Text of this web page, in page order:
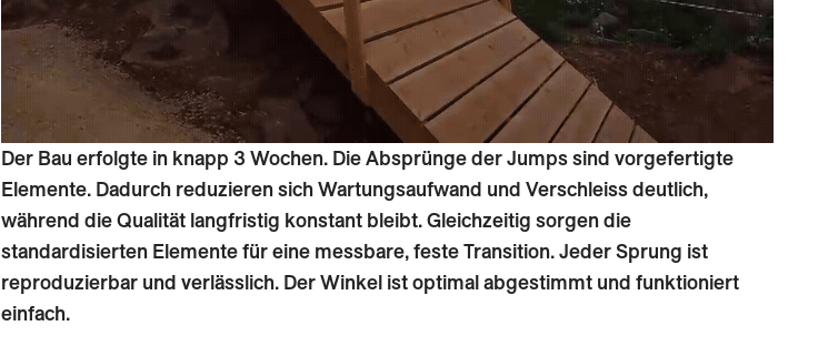
Der Bau erfolgte in knapp 3 Wochen. Die Absprünge der Jumps sind vorgefertigte
Elemente. Dadurch reduzieren sich Wartungsaufwand und Verschleiss deutlich,
während die Qualität langfristig konstant bleibt. Gleichzeitig sorgen die
standardisierten Elemente für eine messbare, feste Transition. Jeder Sprung ist
reproduzierbar und verlässlich. Der Winkel ist optimal abgestimmt und funktioniert
einfach.